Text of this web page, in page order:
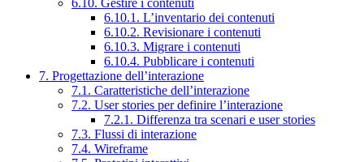
6.10.1. L’inventario dei contenuti
6.10.2. Revisionare i contenuti
6.10.3. Migrare i contenuti
6.10.4. Pubblicare i contenuti
7. Progettazione dell’interazione
7.1. Caratteristiche dell’interazione
7.2. User stories per definire l’interazione
7.2.1. Differenza tra scenari e user stories
7.3. Flussi di interazione
7.4. Wireframe